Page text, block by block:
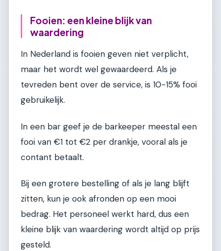
Fooien: een kleine blijk van
waardering
In Nederland is fooien geven niet verplicht,
maar het wordt wel gewaardeerd. Als je
tevreden bent over de service, is 10-15% fooi
gebruikelijk.
In een bar geef je de barkeeper meestal een
fooi van €1 tot €2 per drankje, vooral als je
contant betaalt.
Bij een grotere bestelling of als je lang blijft
zitten, kun je ook afronden op een mooi
bedrag. Het personeel werkt hard, dus een
kleine blijk van waardering wordt altijd op prijs
gesteld.